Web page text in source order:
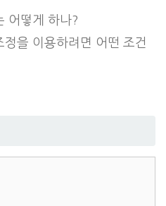
어떻게 하나?
을 이용하려면 어떤 조건